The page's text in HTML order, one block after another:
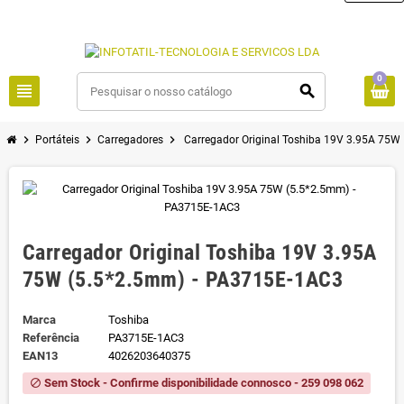
view_headline search
0
chevron_right Portáteis chevron_right Carregadores chevron_right Carregador Original Toshiba 19V 3.95A
Carregador Original Toshiba 19V 3.95A
75W (5.5*2.5mm) - PA3715E-1AC3
Marca
Toshiba
Referência
PA3715E-1AC3
EAN13
4026203640375
block Sem Stock - Confirme disponibilidade connosco - 259 098 062